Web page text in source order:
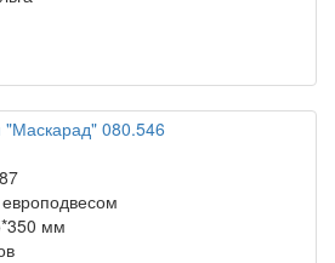
080.546
европодвесом
мм